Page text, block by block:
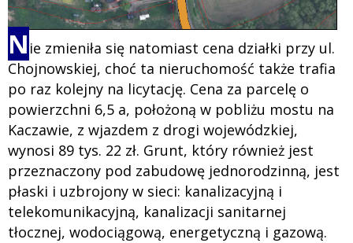
N ie zmieniła się natomiast cena działki przy ul.
Chojnowskiej, choć ta nieruchomość także trafia
po raz kolejny na licytację. Cena za parcelę o
powierzchni 6,5 a, położoną w pobliżu mostu na
Kaczawie, z wjazdem z drogi wojewódzkiej,
wynosi 89 tys. 22 zł. Grunt, który również jest
przeznaczony pod zabudowę jednorodzinną, jest
płaski i uzbrojony w sieci: kanalizacyjną i
telekomunikacyjną, kanalizacji sanitarnej
tłocznej, wodociągową, energetyczną i gazową.